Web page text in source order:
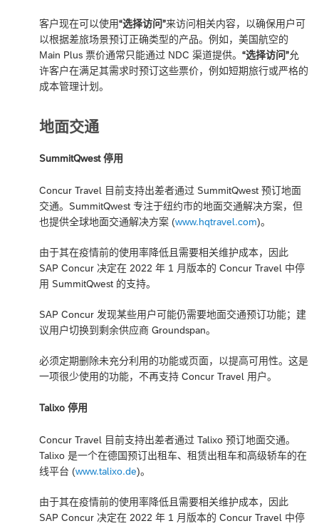
客户现在可以使用“选择访问”来访问相关内容，以确保用户可
以根据差旅场景预订正确类型的产品。例如，美国航空的
Main Plus 票价通常只能通过 NDC 渠道提供。 “选择访问”允
许客户在满足其需求时预订这些票价，例如短期旅行或严格的
成本管理计划。
地面交通
SummitQwest 停用
Concur Travel 目前支持出差者通过 SummitQwest 预订地面
交通。SummitQwest 专注于纽约市的地面交通解决方案，但
也提供全球地面交通解决方案 (www.hqtravel.com)。
由于其在疫情前的使用率降低且需要相关维护成本，因此
SAP Concur 决定在 2022 年 1 月版本的 Concur Travel 中停
用 SummitQwest 的支持。
SAP Concur 发现某些用户可能仍需要地面交通预订功能；建
议用户切换到剩余供应商 Groundspan。
必须定期删除未充分利用的功能或页面，以提高可用性。这是
一项很少使用的功能，不再支持 Concur Travel 用户。
Talixo 停用
Concur Travel 目前支持出差者通过 Talixo 预订地面交通。
Talixo 是一个在德国预订出租车、租赁出租车和高级轿车的在
线平台 (www.talixo.de)。
由于其在疫情前的使用率降低且需要相关维护成本，因此
SAP Concur 决定在 2022 年 1 月版本的 Concur Travel 中停